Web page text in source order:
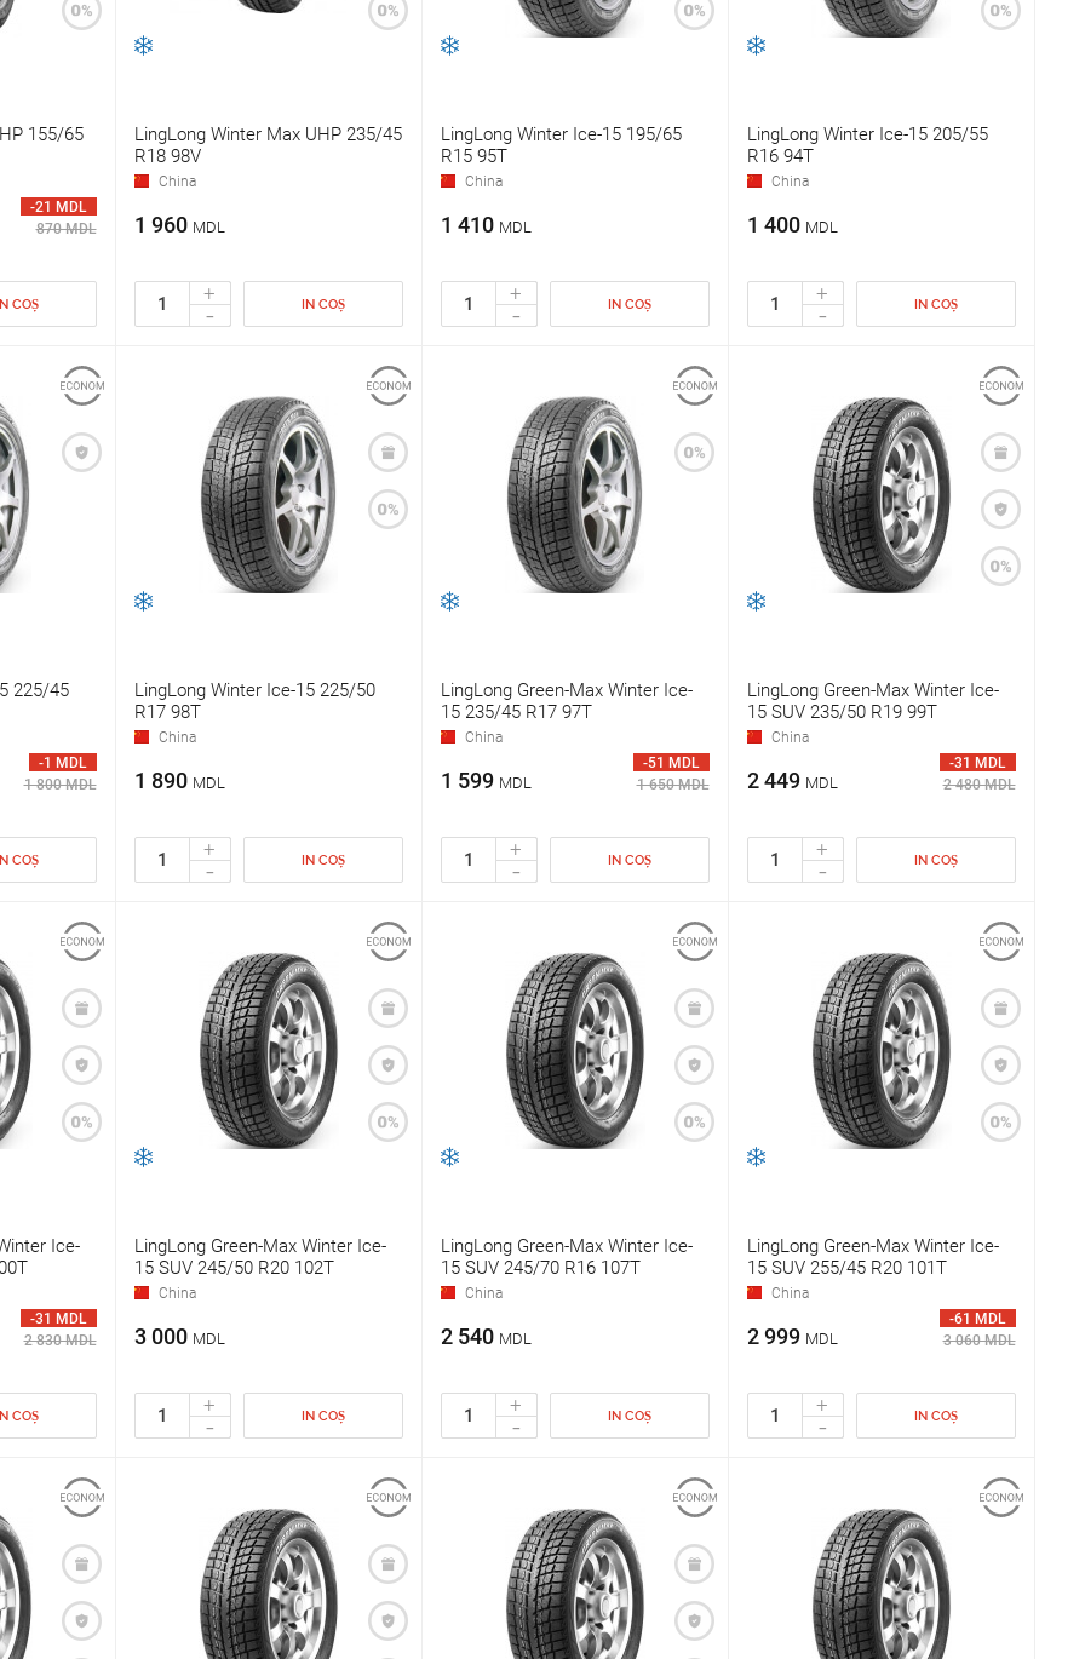
155/65
-21 MDL
870 MDL
COȘ
LingLong Winter Max UHP 235/45
R18 98V
China
1 960 MDL
+
- IN COȘ
LingLong Winter Ice-15 195/65
R15 95T
China
1 410 MDL
+
- IN COȘ
LingLong Winter Ice-15 205/55
R16 94T
China
1 400 MDL
+
- IN COȘ
225/45
-1 MDL
1 800 MDL
COȘ
LingLong Winter Ice-15 225/50
R17 98T
China
1 890 MDL
+
- IN COȘ
LingLong Green-Max Winter Ice-
15 235/45 R17 97T
China
1 599 MDL
-51 MDL
1 650 MDL
+
- IN COȘ
LingLong Green-Max Winter Ice-
15 SUV 235/50 R19 99T
China
2 449 MDL
-31 MDL
2 480 MDL
+
- IN COȘ
Ice-
-31 MDL
2 830 MDL
COȘ
LingLong Green-Max Winter Ice-
15 SUV 245/50 R20 102T
China
3 000 MDL
+
- IN COȘ
LingLong Green-Max Winter Ice-
15 SUV 245/70 R16 107T
China
2 540 MDL
+
- IN COȘ
LingLong Green-Max Winter Ice-
15 SUV 255/45 R20 101T
China
2 999 MDL
-61 MDL
3 060 MDL
+
- IN COȘ